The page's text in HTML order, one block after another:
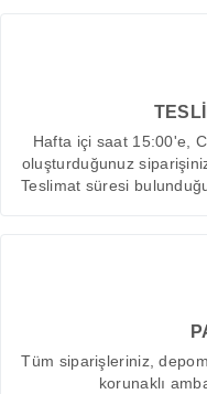
Hafta içi saat 15:00'e,
oluşturduğunuz
Teslimat süresi
Tüm siparişleriniz,
korunaklı